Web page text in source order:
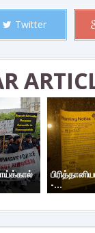
Twitter
-...